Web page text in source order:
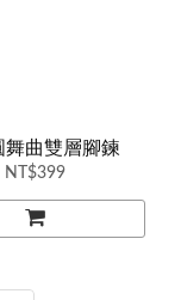
舞曲雙層腳鍊
NT$399